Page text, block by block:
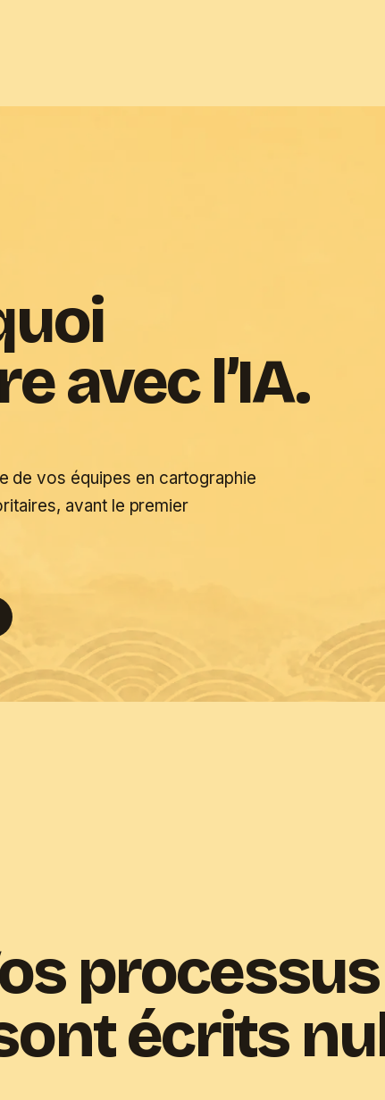
avec l’IA.
de vos équipes en cartographie
avant le premier
écrits